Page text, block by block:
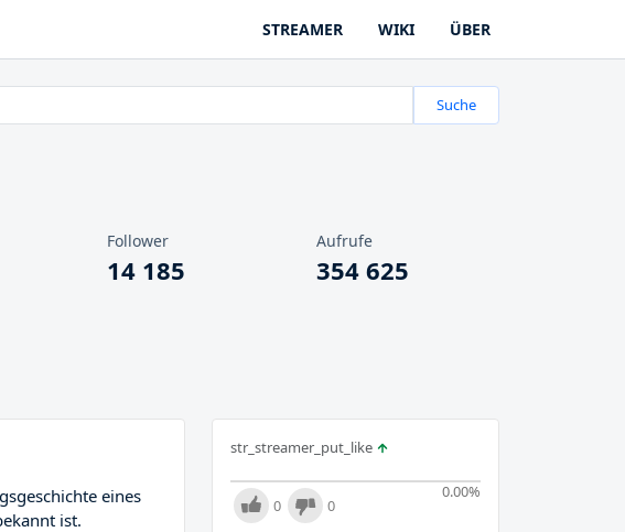
STREAMER WIKI ÜBER
Suche
Follower
14 185
Aufrufe
354 625
eines
ist.
str_streamer_put_like
0.00%
0 0